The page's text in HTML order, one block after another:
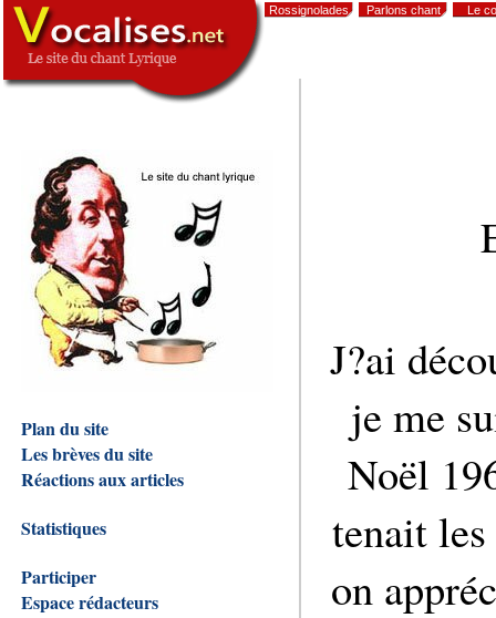
Rossignolades Parlons chant Le
Plan du site
Les brèves du site
Réactions aux articles
Statistiques
Participer
Espace rédacteurs
J?ai
je me
Noël
tenait
on